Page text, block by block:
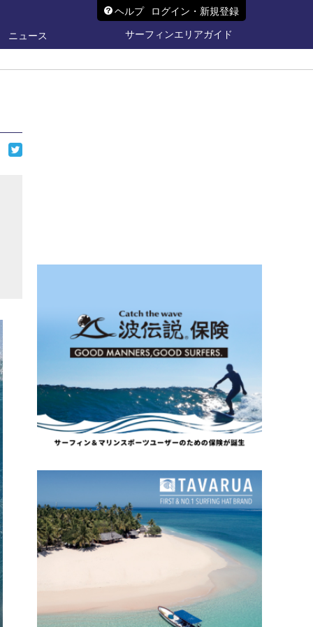
ヘルプ ログイン・新規登録
ニュース
サーフィンエリアガイド